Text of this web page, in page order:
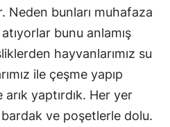
Neden bunları muhafaza
bunu anlamış
hayvanlarımız su
ile çeşme yapıp
yaptırdık. Her yer
ve poşetlerle dolu.